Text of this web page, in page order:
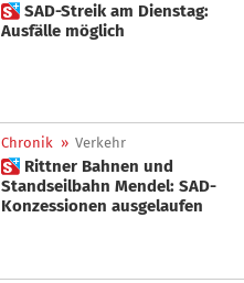
 SAD-Streik am Dienstag:
Ausfälle möglich
Chronik » Verkehr
 Rittner Bahnen und
Standseilbahn Mendel: SAD-
Konzessionen ausgelaufen